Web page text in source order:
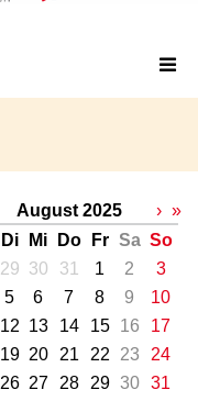
August 2025
Di Mi Do Fr Sa So
29 30 31 1 2
3
5 6 7 8 9
10
12 13 14 15 16
17
19 20 21 22 23
24
26 27 28 29 30
31
› »